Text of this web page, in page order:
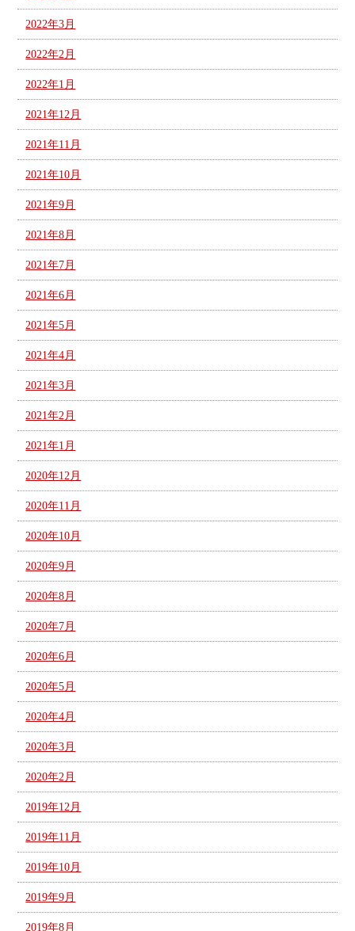
2022年3月
2022年2月
2022年1月
2021年12月
2021年11月
2021年10月
2021年9月
2021年8月
2021年7月
2021年6月
2021年5月
2021年4月
2021年3月
2021年2月
2021年1月
2020年12月
2020年11月
2020年10月
2020年9月
2020年8月
2020年7月
2020年6月
2020年5月
2020年4月
2020年3月
2020年2月
2019年12月
2019年11月
2019年10月
2019年9月
2019年8月